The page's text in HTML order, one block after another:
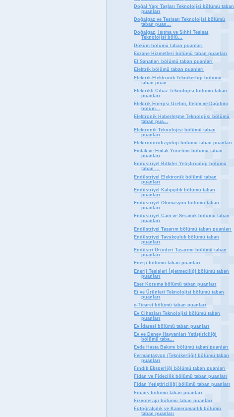
Doğal Yapı Taşları Teknolojisi bölümü taban
puanları
Doğalgaz ve Tesisatı Teknolojisi bölümü
taban puan...
Doğalgaz, Isıtma ve Sıhhi Tesisat
Teknolojisi bölü...
Döküm bölümü taban puanları
Eczane Hizmetleri bölümü taban puanları
El Sanatları bölümü taban puanları
Elektrik bölümü taban puanları
Elektrik-Elektronik Teknikerliği bölümü
taban puan...
Elektrikli Cihaz Teknolojisi bölümü taban
puanları
Elektrik Enerjisi Üretim, İletim ve Dağıtımı
bölüm...
Elektronik Haberleşme Teknolojisi bölümü
taban pua...
Elektronik Teknolojisi bölümü taban
puanları
Elektronörofizyoloji bölümü taban puanları
Emlak ve Emlak Yönetimi bölümü taban
puanları
Endüstriyel Bitkiler Yetiştiriciliği bölümü
taban ...
Endüstriyel Elektronik bölümü taban
puanları
Endüstriyel Kalıpçılık bölümü taban
puanları
Endüstriyel Otomasyon bölümü taban
puanları
Endüstriyel Cam ve Seramik bölümü taban
puanları
Endüstriyel Tasarım bölümü taban puanları
Endüstriyel Tavukçuluk bölümü taban
puanları
Endüstri Ürünleri Tasarımı bölümü taban
puanları
Enerji bölümü taban puanları
Enerji Tesisleri İşletmeciliği bölümü taban
puanları
Eser Koruma bölümü taban puanları
Et ve Ürünleri Teknolojisi bölümü taban
puanları
e-Ticaret bölümü taban puanları
Ev Cihazları Teknolojisi bölümü taban
puanları
Ev İdaresi bölümü taban puanları
Ev ve Deney Hayvanları Yetiştiriciliği
bölümü taba...
Evde Hasta Bakımı bölümü taban puanları
Fermantasyon (Teknikerliği) bölümü taban
puanları
Fındık Eksperliği bölümü taban puanları
Fidan ve Fidecilik bölümü taban puanları
Fidan Yetiştiriciliği bölümü taban puanları
Finans bölümü taban puanları
Fizyoterapi bölümü taban puanları
Fotoğrafçılık ve Kameramanlık bölümü
taban puanları